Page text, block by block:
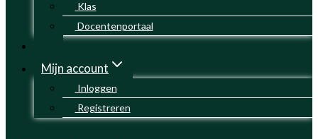
Klas
Docentenportaal
Mijn account
Inloggen
Registreren